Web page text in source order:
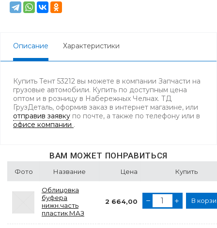
Описание Характеристики
Купить Тент 53212 вы можете в компании Запчасти на
грузовые автомобили. Купить по доступным цена
оптом и в розницу в Набережных Челнах. ТД
ГрузДеталь, оформив заказ в интернет магазине, или
отправив заявку по почте, а также по телефону или в
офисе компании .
ВАМ МОЖЕТ ПОНРАВИТЬСЯ
Фото Название Цена Купить
Облицовка
буфера
нижн.часть
пластик МАЗ
2 664,00 В